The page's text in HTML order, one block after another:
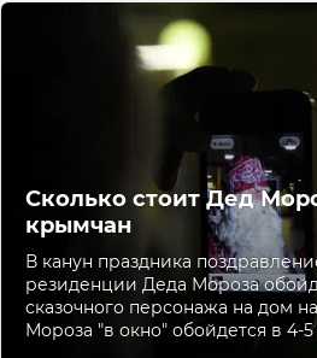
Сколько стоит Дед
крымчан
В канун праздника
резиденции Деда Мороза
сказочного персонажа на дом
Мороза "в окно" обойдется в 4-